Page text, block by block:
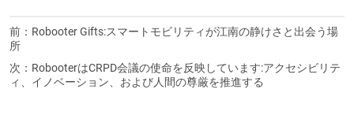
前： Robooter Gifts:スマートモビリティが江南の静けさと出会う場
所
次： RobooterはCRPD会議の使命を反映しています:アクセシビリテ
ィ、イノベーション、および人間の尊厳を推進する